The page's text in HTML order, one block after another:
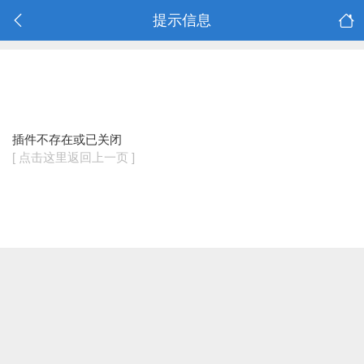
提示信息
插件不存在或已关闭
[ 点击这里返回上一页 ]